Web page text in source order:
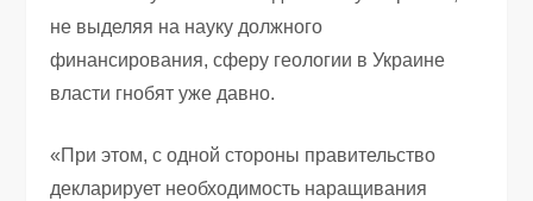
не выделяя на науку должного
финансирования, сферу геологии в Украине
власти гнобят уже давно.
«При этом, с одной стороны правительство
декларирует необходимость наращивания